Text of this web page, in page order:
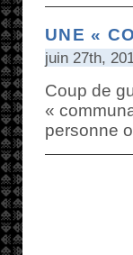
UNE «
juin 27th,
Coup de
«
personne